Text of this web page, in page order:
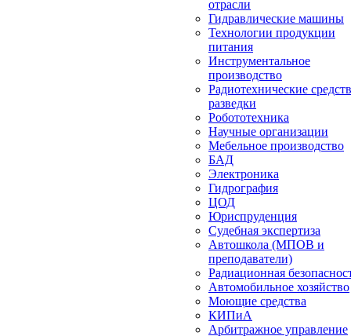
отрасли
Гидравлические машины
Технологии продукции
питания
Инструментальное
производство
Радиотехнические
разведки
Робототехника
Научные организации
Мебельное производство
БАД
Электроника
Гидрография
ЦОД
Юриспруденция
Судебная экспертиза
Автошкола (МПОВ и
преподаватели)
Радиационная
Автомобильное хозяйство
Моющие средства
КИПиА
Арбитражное управление